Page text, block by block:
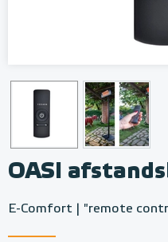
OASI
E-Comfort | "remote